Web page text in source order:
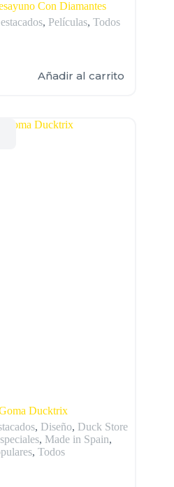
Con Diamantes
, Películas, Todos
Añadir al carrito
Ducktrix
, Diseño, Duck Store
, Made in Spain,
, Todos